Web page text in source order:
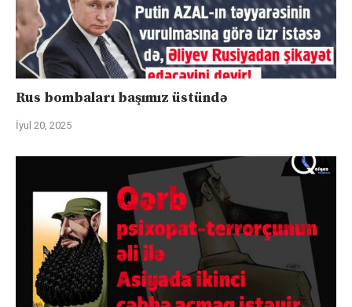
Rus bombaları başımız üstündə
İyul 20, 2025